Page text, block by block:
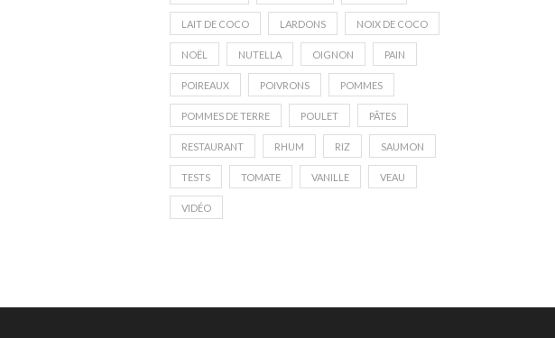
LAIT DE COCO LARDONS NOIX DE COCO
NOËL NUTELLA OIGNON PAIN
POIREAUX POIVRONS POMMES
POMMES DE TERRE POULET PÂTES
RESTAURANT RHUM RIZ SAUMON
TESTS TOMATE VANILLE VEAU
VIDÉO